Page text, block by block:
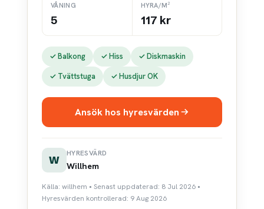
VÅNING
5
HYRA/M²
117 kr
✓ Balkong ✓ Hiss
✓ Diskmaskin
✓ Tvättstuga
✓ Husdjur OK
Ansök hos hyresvärden
W
HYRESVÄRD
Willhem
Källa: willhem • Senast uppdaterad: 8 Jul 2026 •
Hyresvärden kontrollerad: 9 Aug 2026